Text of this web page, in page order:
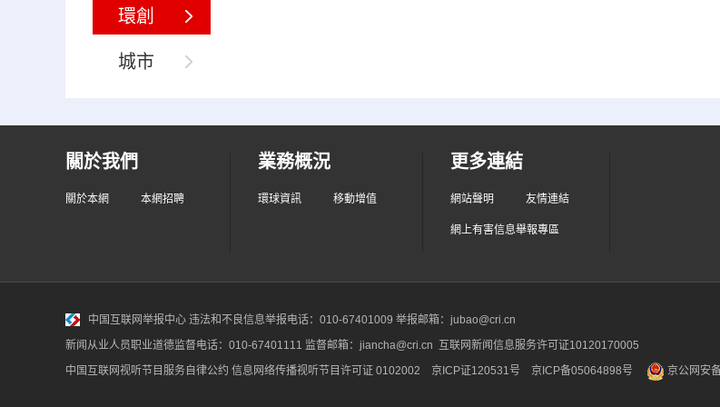
環創
城市
關於我們
關於本網 本網招聘
業務概況
環球資訊 移動增值
更多連結
網站聲明 友情連結
網上有害信息舉報專區
中国互联网举报中心 违法和不良信息举报电话：010-67401009 举报邮箱：jubao@cri.cn
新闻从业人员职业道德监督电话：010-67401111 监督邮箱：jiancha@cri.cn 互联网新闻信息服务许可证10120170005
中国互联网视听节目服务自律公约 信息网络传播视听节目许可证 0102002 京ICP证120531号 京ICP备05064898号 京公网安